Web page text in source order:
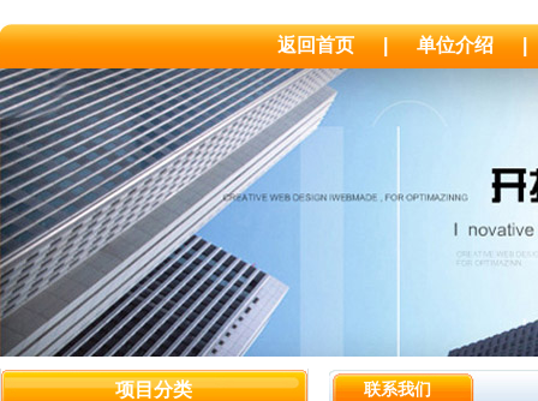
返回首页 | 单位介绍 |
项目分类 联系我们